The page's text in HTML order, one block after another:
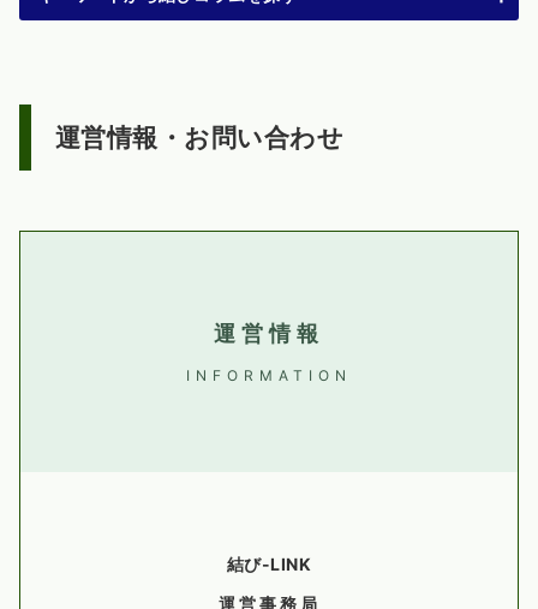
運営情報・お問い合わせ
運営情報
INFORMATION
結び-LINK
運営事務局